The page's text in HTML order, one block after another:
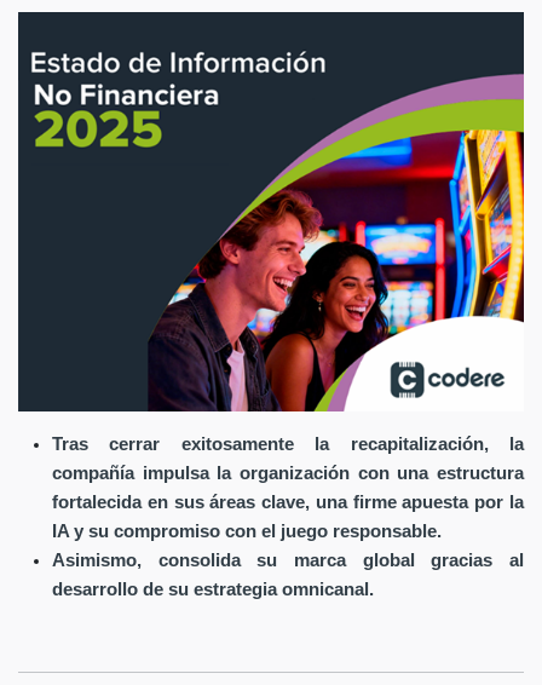
Tras cerrar exitosamente la recapitalización, la
compañía impulsa la organización con una estructura
fortalecida en sus áreas clave, una firme apuesta por la
IA y su compromiso con el juego responsable.
Asimismo, consolida su marca global gracias al
desarrollo de su estrategia omnicanal.